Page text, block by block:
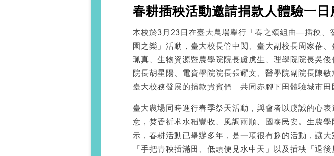
春耕插秧活動邀請捐款人體驗一日
本校於3月23日在臺大農場舉行「春之頌組曲—插秧、
園之樂」活動，臺大校長管中閔、臺大副校長周家蓓、
珮真、生物資源暨農學院院長盧虎生、理學院院長吳俊
院長胡星陽、電資學院院長張耀文、醫學院副院長陳敏
臺大校務發展的捐款貴賓們，共同赤腳下田體驗城市田
臺大農場同時進行春季祭天活動，與會者以虔誠的心表
意，焚香祈求水稻豐收、風調雨順、國泰民安。生農學
示，春耕活動已舉辦多年，是一項很有趣的活動，讓大
「手把青秧插滿田、低頭便見水中天」以及插秧「退後